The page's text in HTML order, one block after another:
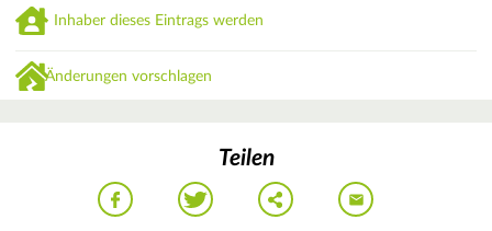
Inhaber dieses Eintrags werden
Änderungen vorschlagen
Teilen